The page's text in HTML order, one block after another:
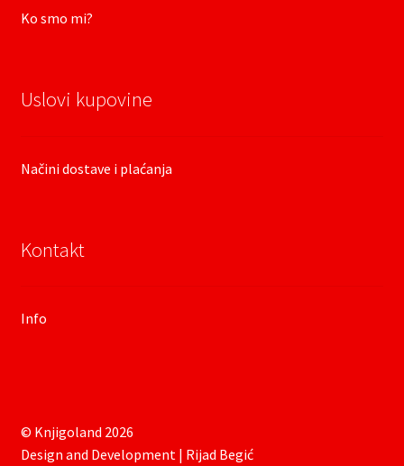
Ko smo mi?
Uslovi kupovine
Načini dostave i plaćanja
Kontakt
Info
© Knjigoland 2026
Design and Development | Rijad Begić